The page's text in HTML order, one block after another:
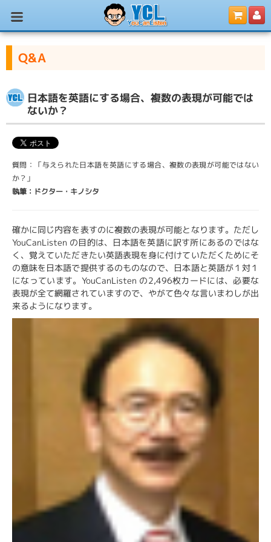
Q&A
日本語を英語にする場合、複数の表現が可能では
ないか？
質問：「与えられた日本語を英語にする場合、複数の表現が可能ではない
か？」
執筆：ドクター・キノシタ
確かに同じ内容を表すのに複数の表現が可能となります。ただし
YouCanListen の目的は、日本語を英語に訳す所にあるのではな
く、覚えていただきたい英語表現を身に付けていただくためにそ
の意味を日本語で提供するのものなので、日本語と英語が１対１
になっています。YouCanListen の2,496枚カードには、必要な
表現が全て網羅されていますので、やがて色々な言いまわしが出
来るようになります。